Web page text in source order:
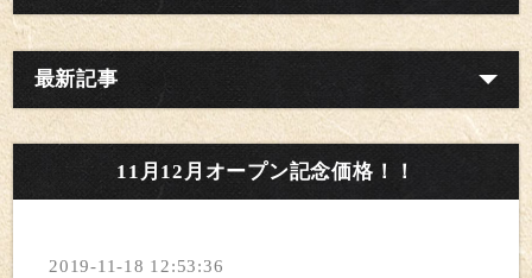
最新記事
11月12月オープン記念価格！！
2019-11-18 12:53:36